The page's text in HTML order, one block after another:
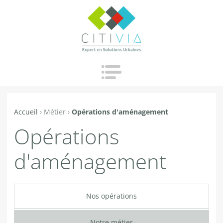
Jump to navigation
Vous
êtes
ici
Accueil › Métier › Opérations d'aménagement
Opérations
d'aménagement
Nos opérations